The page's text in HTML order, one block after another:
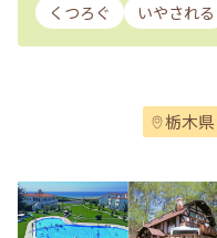
くつろぐ
いやされる
栃木県